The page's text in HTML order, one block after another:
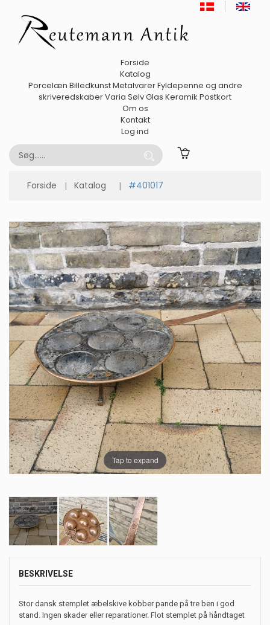
Forside
Katalog
Porcelæn BilledkunstMetalvarerFyldepenne og andre
skriveredskaberVaria SølvGlas Keramik Postkort
Om os
Kontakt
Log ind
Forside Katalog #401017
Tap to expand
BESKRIVELSE
Stor dansk stemplet æbelskive kobber pande på tre ben i god
stand. Ingen skader eller reparationer. Flot stemplet på håndtaget